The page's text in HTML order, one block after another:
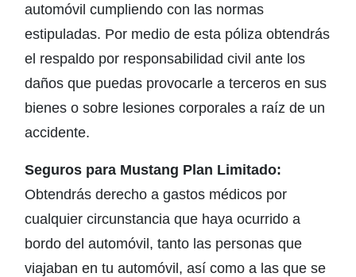
automóvil cumpliendo con las normas
estipuladas. Por medio de esta póliza obtendrás
el respaldo por responsabilidad civil ante los
daños que puedas provocarle a terceros en sus
bienes o sobre lesiones corporales a raíz de un
accidente.
Seguros para Mustang Plan Limitado:
Obtendrás derecho a gastos médicos por
cualquier circunstancia que haya ocurrido a
bordo del automóvil, tanto las personas que
viajaban en tu automóvil, así como a las que se